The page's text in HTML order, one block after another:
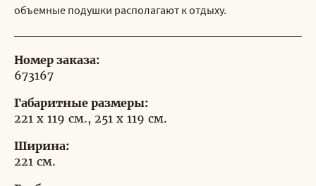
объемные подушки располагают к отдыху.
Номер заказа:
673167
Габаритные размеры:
221 x 119 см., 251 x 119 см.
Ширина:
221 см.